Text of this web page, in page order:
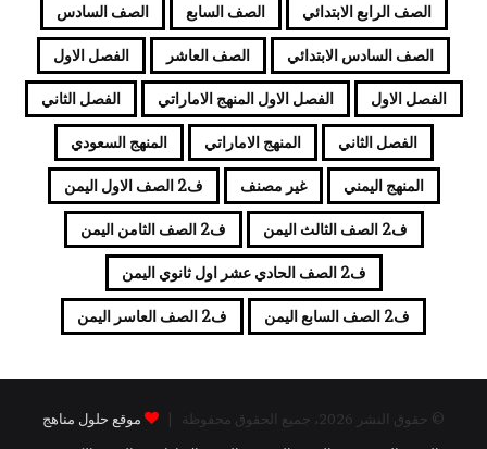
الصف الرابع الابتدائي الصف السابع الصف السادس
الصف السادس الابتدائي الصف العاشر الفصل الاول
الفصل الاول الفصل الاول المنهج الاماراتي الفصل الثاني
الفصل الثاني المنهج الاماراتي المنهج السعودي
المنهج اليمني غير مصنف ف2 الصف الاول اليمن
ف2 الصف الثالث اليمن ف2 الصف الثامن اليمن
ف2 الصف الحادي عشر اول ثانوي اليمن
ف2 الصف السابع اليمن ف2 الصف العاسر اليمن
© حقوق النشر 2026، جميع الحقوق محفوظة |
موقع حلول مناهج